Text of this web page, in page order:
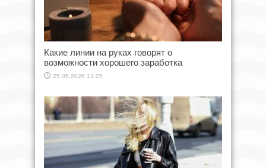
Какие линии на руках говорят о
возможности хорошего заработка
25.05.2026 13:25